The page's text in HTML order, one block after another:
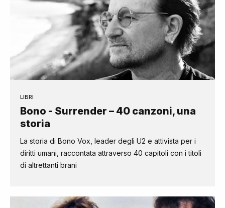
LIBRI
Bono - Surrender – 40 canzoni, una
storia
La storia di Bono Vox, leader degli U2 e attivista per i
diritti umani, raccontata attraverso 40 capitoli con i titoli
di altrettanti brani